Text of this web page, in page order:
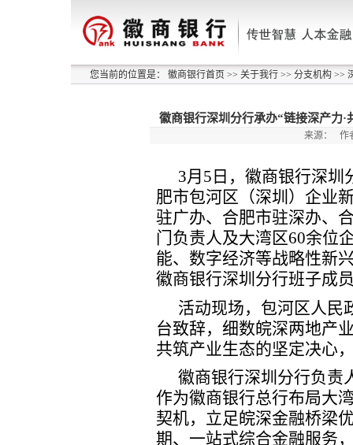
您当前的位置是： 徽商银行首页 >> 关于我行 >> 分支机构 >>
徽商银行深圳分行承办“链接深产力
来源： 作